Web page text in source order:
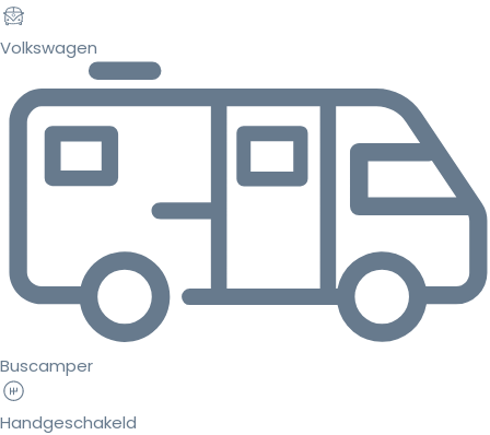
Volkswagen
Buscamper
Handgeschakeld